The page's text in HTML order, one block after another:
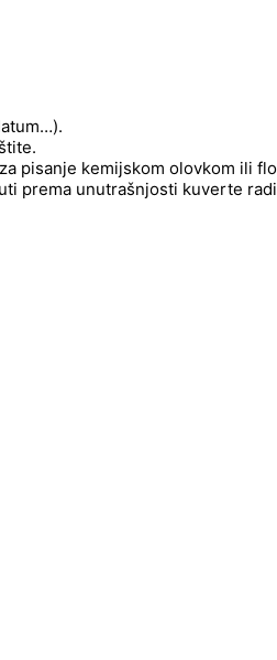
pisanje kemijskom olovkom ili
prema unutrašnjosti kuverte